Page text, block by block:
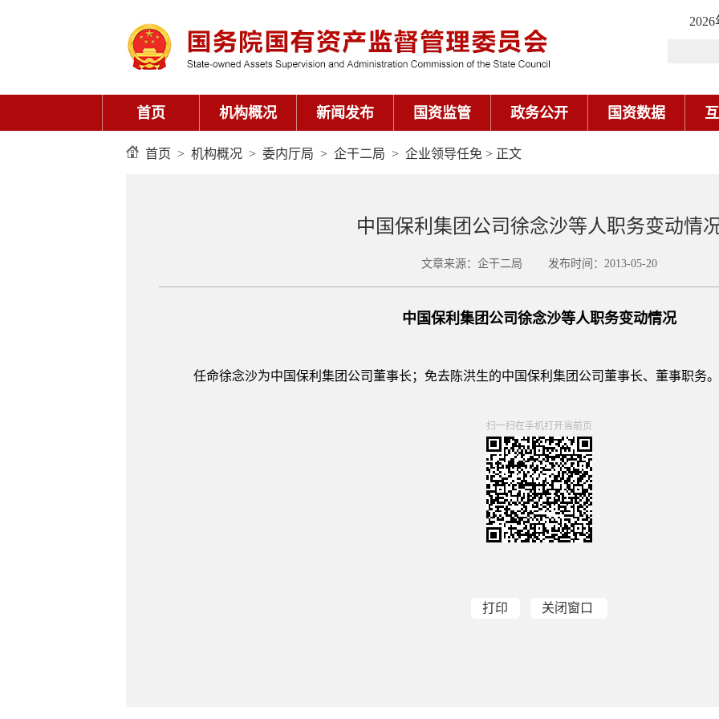
首页 机构概况 新闻发布 国资监管 政务公开 国资数据
首页 > 机构概况 > 委内厅局 > 企干二局 > 企业领导任免 > 正文
中国保利集团公司徐念沙等人职务变动情
文章来源：企干二局 发布时间：2013-05-20
中国保利集团公司徐念沙等人职务变动情况
任命徐念沙为中国保利集团公司董事长；免去陈洪生的中国保利集团公司董事长、董事职务。
扫一扫在手机打开当前页
打印 关闭窗口